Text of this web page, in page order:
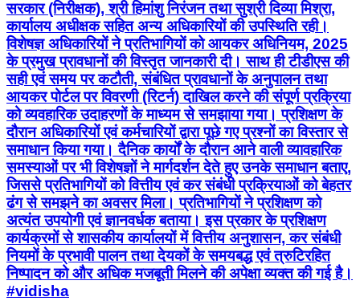
सरकार (निरीक्षक), श्री हिमांशु निरंजन तथा सुश्री दिव्या मिश्रा,
कार्यालय अधीक्षक सहित अन्य अधिकारियों की उपस्थिति रही।
विशेषज्ञ अधिकारियों ने प्रतिभागियों को आयकर अधिनियम, 2025
के प्रमुख प्रावधानों की विस्तृत जानकारी दी। साथ ही टीडीएस की
सही एवं समय पर कटौती, संबंधित प्रावधानों के अनुपालन तथा
आयकर पोर्टल पर विवरणी (रिटर्न) दाखिल करने की संपूर्ण प्रक्रिया
को व्यवहारिक उदाहरणों के माध्यम से समझाया गया। प्रशिक्षण के
दौरान अधिकारियों एवं कर्मचारियों द्वारा पूछे गए प्रश्नों का विस्तार से
समाधान किया गया। दैनिक कार्यों के दौरान आने वाली व्यावहारिक
समस्याओं पर भी विशेषज्ञों ने मार्गदर्शन देते हुए उनके समाधान बताए,
जिससे प्रतिभागियों को वित्तीय एवं कर संबंधी प्रक्रियाओं को बेहतर
ढंग से समझने का अवसर मिला। प्रतिभागियों ने प्रशिक्षण को
अत्यंत उपयोगी एवं ज्ञानवर्धक बताया। इस प्रकार के प्रशिक्षण
कार्यक्रमों से शासकीय कार्यालयों में वित्तीय अनुशासन, कर संबंधी
नियमों के प्रभावी पालन तथा देयकों के समयबद्ध एवं त्रुटिरहित
निष्पादन को और अधिक मजबूती मिलने की अपेक्षा व्यक्त की गई है।
#vidisha